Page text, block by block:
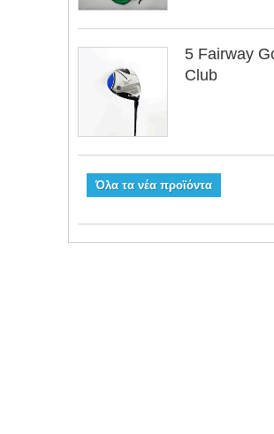
5 Fairway
Club
Όλα τα νέα προϊόντα